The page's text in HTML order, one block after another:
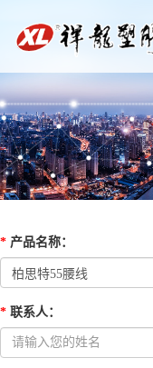
* 产品名称：
* 联系人：